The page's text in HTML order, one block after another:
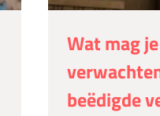
Wat mag je
beëdigde